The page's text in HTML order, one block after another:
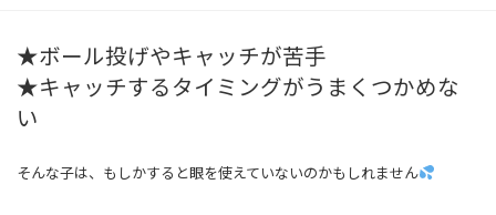
★ボール投げやキャッチが苦手
★キャッチするタイミングがうまくつかめな
い
そんな子は、もしかすると眼を使えていないのかもしれません